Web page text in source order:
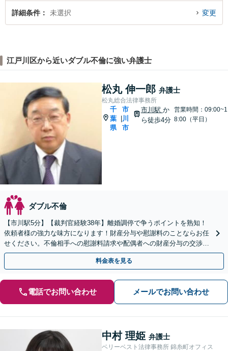
詳細条件 未選択 変更
江戸川区から近いダブル不倫に強い弁護士
松丸 伸一郎 弁護士
松丸総合法律事務所
千
葉
県
市
川
市
市川駅 か
ら徒歩4分
営業時間：09:00~1
8:00（平日）
ダブル不倫
【市川駅5分】【裁判官経験38年】離婚調停で争うポイントを熟知！
依頼者様の強力な味方になります！財産分与や慰謝料のことならお任
せください。不倫相手への慰謝料請求や配偶者への財産分与の交渉も
対応できます。【初回面談無料】【夜間・休日対応可】
料金表を見る
電話でお問い合わせ メールでお問い合わせ
中村 理姫 弁護士
ベリーベスト法律事務所 錦糸町オフィス